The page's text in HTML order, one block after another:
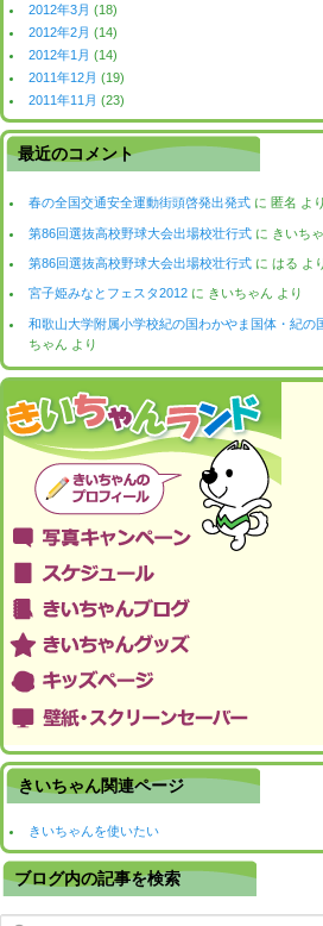
2012年3月 (18)
2012年2月 (14)
2012年1月 (14)
2011年12月 (19)
2011年11月 (23)
最近のコメント
春の全国交通安全運動街頭啓発出発式 に匿名 より
第86回選抜高校野球大会出場校壮行式 に きいち
第86回選抜高校野球大会出場校壮行式 にはる よ
宮子姫みなとフェスタ2012 に きいちゃん より
和歌山大学附属小学校紀の国わかやま国体・紀の
ちゃん より
きいちゃん関連ページ
きいちゃんを使いたい
ブログ内の記事を検索